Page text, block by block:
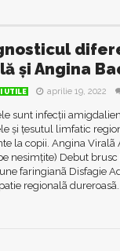
și Angina
UTILE aprilie 19, 2022
sunt infecții
și țesutul limfatic
la copii. Angina Viralã
nesimțite) Debut
faringianã Disfagie
regionalã